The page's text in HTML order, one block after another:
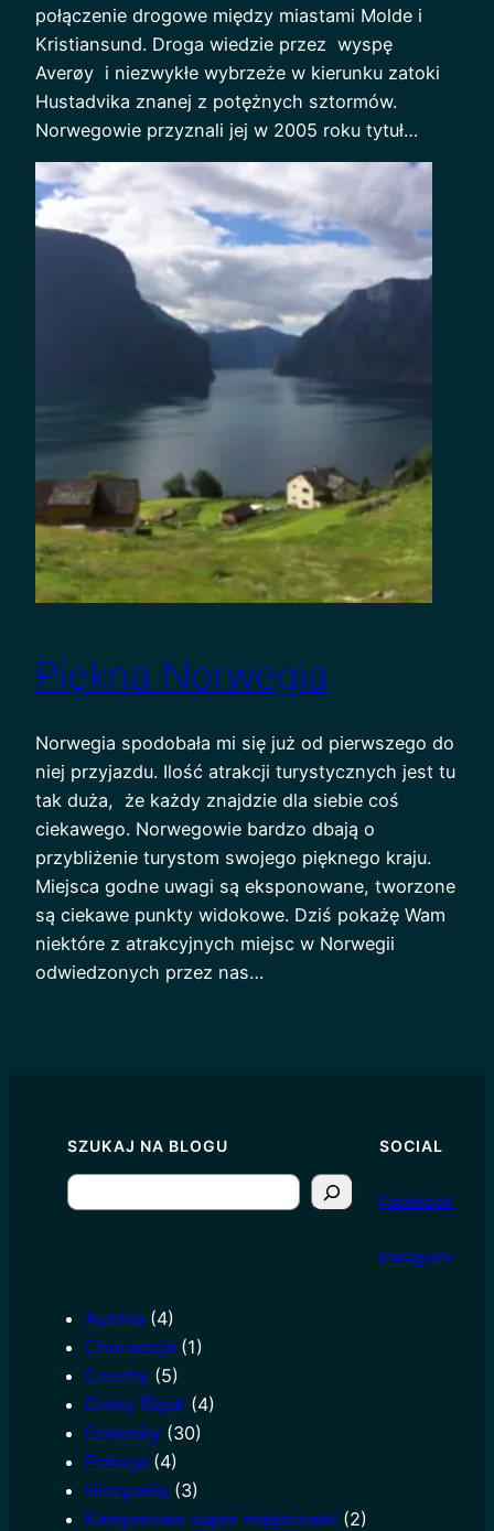
połączenie drogowe między miastami Molde i
Kristiansund. Droga wiedzie przez wyspę
Averøy i niezwykłe wybrzeże w kierunku zatoki
Hustadvika znanej z potężnych sztormów.
Norwegowie przyznali jej w 2005 roku tytuł…
Piękna Norwegia
Norwegia spodobała mi się już od pierwszego do
niej przyjazdu. Ilość atrakcji turystycznych jest tu
tak duża, że każdy znajdzie dla siebie coś
ciekawego. Norwegowie bardzo dbają o
przybliżenie turystom swojego pięknego kraju.
Miejsca godne uwagi są eksponowane, tworzone
są ciekawe punkty widokowe. Dziś pokażę Wam
niektóre z atrakcyjnych miejsc w Norwegii
odwiedzonych przez nas…
SZUKAJ NA BLOGU
S
e
SOCIAL
Facebook
Instagram
Austria (4)
Chorwacja (1)
Czechy(5)
Dolny Śląsk (4)
Dolomity(30)
Francja (4)
Hiszpania (3)
Kamperowe super miejscówki (2)